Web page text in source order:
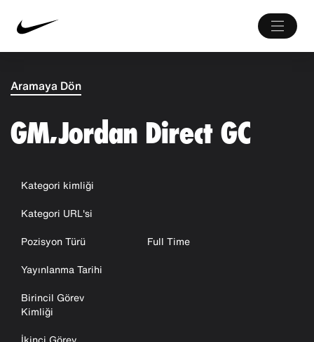
Aramaya Dön
GM, Jordan Direct GC
Kategori kimliği
Kategori URL'si
Pozisyon Türü
Full Time
Yayınlanma Tarihi
Birincil Görev
Kimliği